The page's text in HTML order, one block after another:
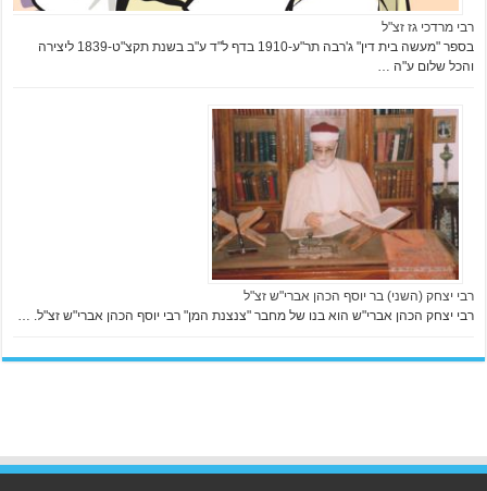
רבי מרדכי גז זצ"ל
בספר "מעשה בית דין" ג'רבה תר"ע-1910 בדף ל"ד ע"ב בשנת תקצ"ט-1839 ליצירה
והכל שלום ע"ה …
רבי יצחק (השני) בר יוסף הכהן אברי"ש זצ"ל
רבי יצחק הכהן אברי"ש הוא בנו של מחבר "צנצנת המן" רבי יוסף הכהן אברי"ש זצ"ל. …